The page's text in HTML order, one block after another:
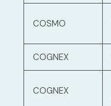
COSMO
COGNEX
COGNEX